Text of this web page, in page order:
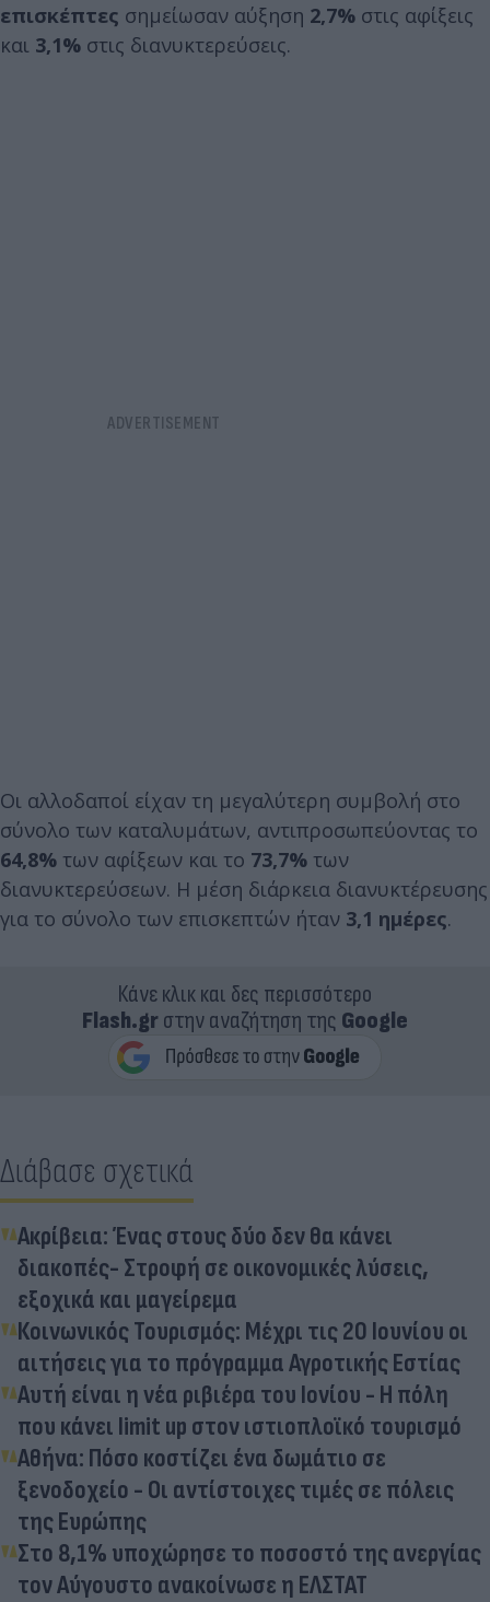
επισκέπτες σημείωσαν αύξηση 2,7% στις αφίξεις
και 3,1% στις διανυκτερεύσεις.
Οι αλλοδαποί είχαν τη μεγαλύτερη συμβολή στο
σύνολο των καταλυμάτων, αντιπροσωπεύοντας το
64,8% των αφίξεων και το 73,7% των
διανυκτερεύσεων. Η μέση διάρκεια διανυκτέρευσης
για το σύνολο των επισκεπτών ήταν 3,1 ημέρες.
Κάνε κλικ και δες περισσότερο
Flash.grστην αναζήτηση της Google
Διάβασε σχετικά
Ακρίβεια: Ένας στους δύο δεν θα κάνει
διακοπές- Στροφή σε οικονομικές λύσεις,
εξοχικά και μαγείρεμα
Κοινωνικός Τουρισμός: Μέχρι τις 20 Ιουνίου οι
αιτήσεις για το πρόγραμμα Αγροτικής Εστίας
Αυτή είναι η νέα ριβιέρα του Ιονίου - Η πόλη
που κάνει limit up στον ιστιοπλοϊκό τουρισμό
Αθήνα: Πόσο κοστίζει ένα δωμάτιο σε
ξενοδοχείο - Οι αντίστοιχες τιμές σε πόλεις
της Ευρώπης
Στο 8,1% υποχώρησε το ποσοστό της ανεργίας
τον Αύγουστο ανακοίνωσε η ΕΛΣΤΑΤ